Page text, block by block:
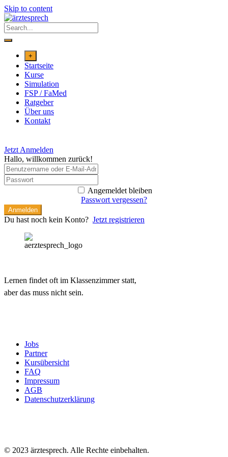
Skip to content
+
Startseite
Kurse
Simulation
FSP / FaMed
Ratgeber
Über uns
Kontakt
Jetzt Anmelden
Hallo, willkommen zurück!
Angemeldet bleiben
Passwort vergessen?
Anmelden
Du hast noch kein Konto? Jetzt registrieren
Lernen findet oft im Klassenzimmer statt,
aber das muss nicht sein.
Jobs
Partner
Kursübersicht
FAQ
Impressum
AGB
Datenschutzerklärung
© 2023 ärztesprech. Alle Rechte einbehalten.